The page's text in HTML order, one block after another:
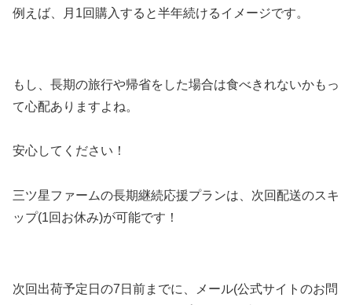
例えば、月1回購入すると半年続けるイメージです。
もし、長期の旅行や帰省をした場合は食べきれないかもっ
て心配ありますよね。
安心してください！
三ツ星ファームの長期継続応援プランは、次回配送のスキ
ップ(1回お休み)が可能です！
次回出荷予定日の7日前までに、メール(公式サイトのお問